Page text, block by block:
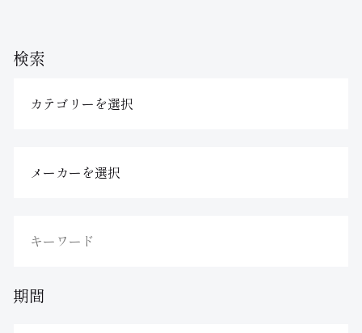
検索
期間